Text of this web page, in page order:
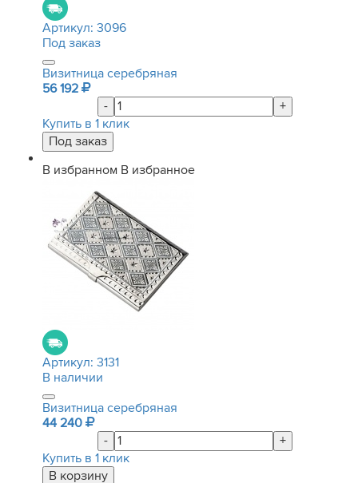
Артикул: 3096
Под заказ
Визитница серебряная
56 192
-
+
Купить в 1 клик
В избранном В избранное
Артикул: 3131
В наличии
Визитница серебряная
44 240
-
+
Купить в 1 клик